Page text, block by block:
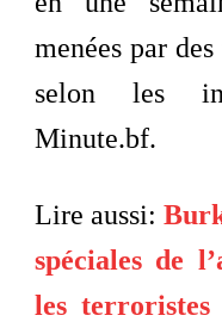
menées par
selon les
Minute.bf.
Lire aussi:
spéciales de
les terroristes